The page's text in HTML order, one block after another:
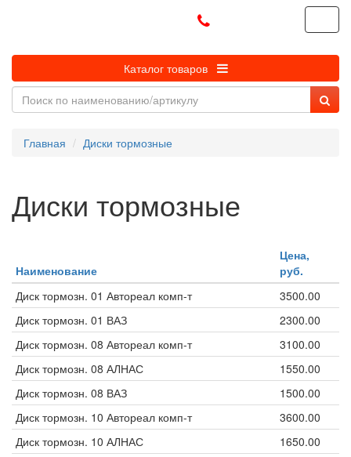
Каталог товаров
Главная Диски тормозные
Диски тормозные
Наименование
Цена,
руб.
Диск тормозн. 01 Автореал комп-т
3500.00
Диск тормозн. 01 ВАЗ
2300.00
Диск тормозн. 08 Автореал комп-т
3100.00
Диск тормозн. 08 АЛНАС
1550.00
Диск тормозн. 08 ВАЗ
1500.00
Диск тормозн. 10 Автореал комп-т
3600.00
Диск тормозн. 10 АЛНАС
1650.00